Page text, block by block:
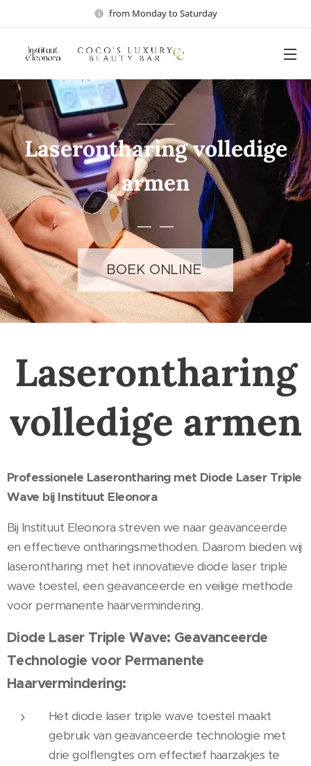
from Monday to Saturday
Laserontharing volledige
armen
BOEK ONLINE
Laserontharing
volledige armen
Professionele Laserontharing met Diode Laser Triple
Wave bij Instituut Eleonora
Bij Instituut Eleonora streven we naar geavanceerde
en effectieve ontharingsmethoden. Daarom bieden wij
laserontharing met het innovatieve diode laser triple
wave toestel, een geavanceerde en veilige methode
voor permanente haarvermindering.
Diode Laser Triple Wave: Geavanceerde
Technologie voor Permanente
Haarvermindering:
Het diode laser triple wave toestel maakt
gebruik van geavanceerde technologie met
drie golflengtes om effectief haarzakjes te